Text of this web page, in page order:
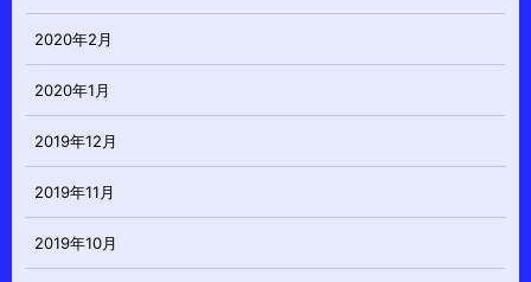
2020年2月
2020年1月
2019年12月
2019年11月
2019年10月